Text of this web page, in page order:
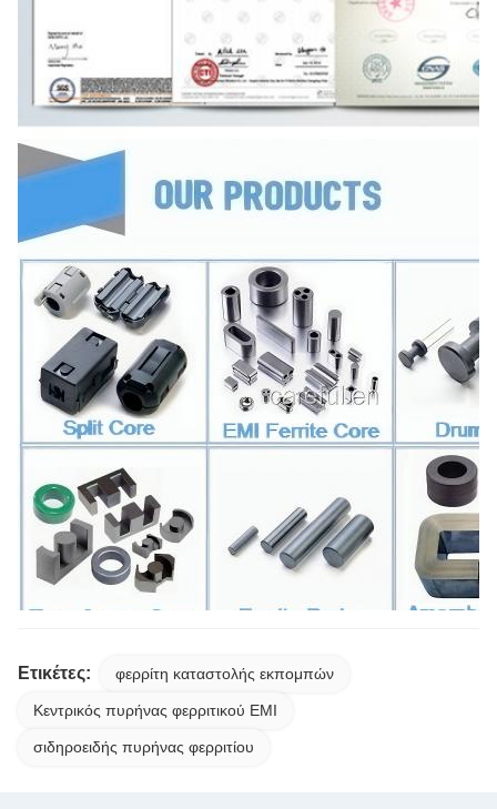
Ετικέτες: φερρίτη καταστολής εκπομπών
Κεντρικός πυρήνας φερριτικού EMI
σιδηροειδής πυρήνας φερριτίου